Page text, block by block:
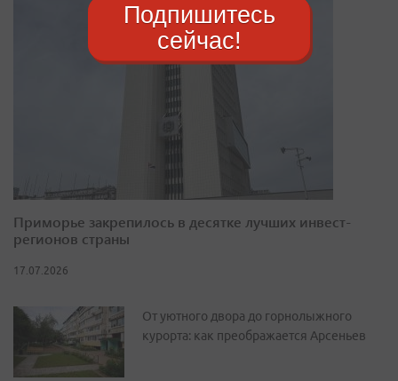
Приморье закрепилось в десятке лучших инвест-
регионов страны
17.07.2026
От уютного двора до горнолыжного
курорта: как преображается Арсеньев
Подпишитесь
сейчас!